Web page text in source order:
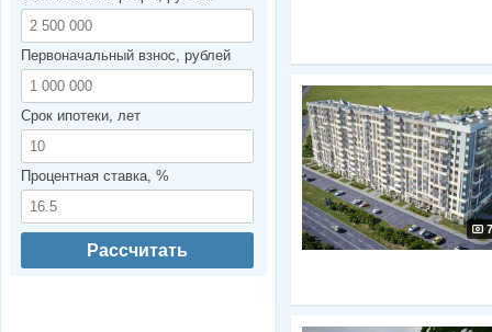
Первоначальный взнос, рублей
Срок ипотеки, лет
Процентная ставка, %
Рассчитать